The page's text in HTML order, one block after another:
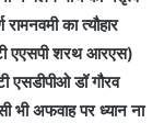
का त्यौहार
एएसपी शरथ आरएस)
एसडीपीओ डॉ गौरव
भी अफवाह पर ध्यान ना